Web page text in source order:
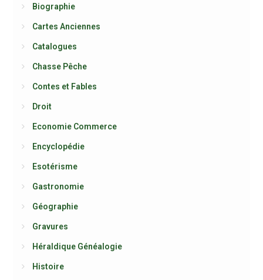
Biographie
Cartes Anciennes
Catalogues
Chasse Pêche
Contes et Fables
Droit
Economie Commerce
Encyclopédie
Esotérisme
Gastronomie
Géographie
Gravures
Héraldique Généalogie
Histoire